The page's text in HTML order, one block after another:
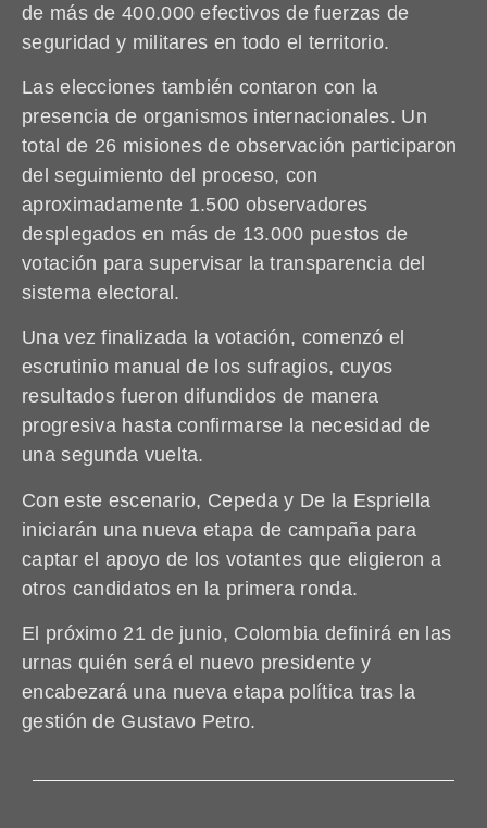
de más de 400.000 efectivos de fuerzas de
seguridad y militares en todo el territorio.
Las elecciones también contaron con la
presencia de organismos internacionales. Un
total de 26 misiones de observación participaron
del seguimiento del proceso, con
aproximadamente 1.500 observadores
desplegados en más de 13.000 puestos de
votación para supervisar la transparencia del
sistema electoral.
Una vez finalizada la votación, comenzó el
escrutinio manual de los sufragios, cuyos
resultados fueron difundidos de manera
progresiva hasta confirmarse la necesidad de
una segunda vuelta.
Con este escenario, Cepeda y De la Espriella
iniciarán una nueva etapa de campaña para
captar el apoyo de los votantes que eligieron a
otros candidatos en la primera ronda.
El próximo 21 de junio, Colombia definirá en las
urnas quién será el nuevo presidente y
encabezará una nueva etapa política tras la
gestión de Gustavo Petro.